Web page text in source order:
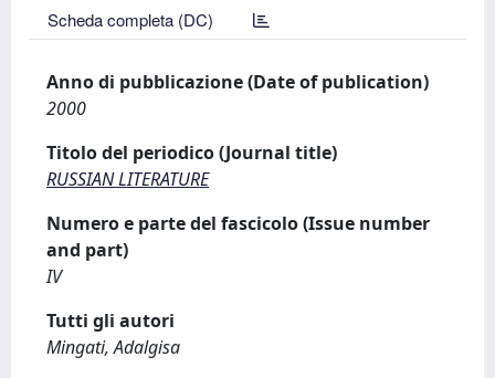
Scheda completa (DC)
Anno di pubblicazione (Date of publication)
2000
Titolo del periodico (Journal title)
RUSSIAN LITERATURE
Numero e parte del fascicolo (Issue number
and part)
IV
Tutti gli autori
Mingati, Adalgisa